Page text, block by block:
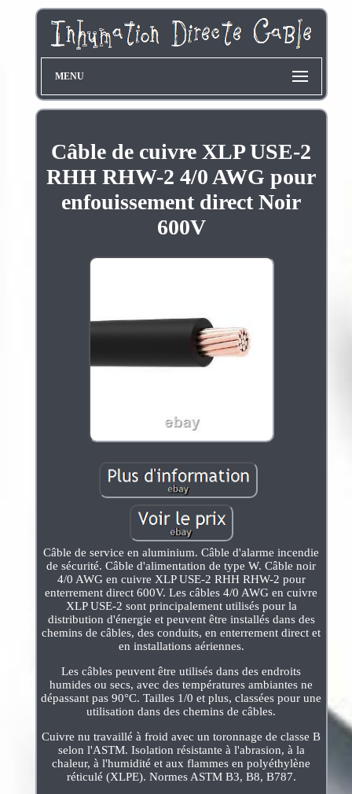
MENU
Câble de cuivre XLP USE-2
RHH RHW-2 4/0 AWG pour
enfouissement direct Noir
600V
Câble de service en aluminium. Câble d'alarme incendie
de sécurité. Câble d'alimentation de type W. Câble noir
4/0 AWG en cuivre XLP USE-2 RHH RHW-2 pour
enterrement direct 600V. Les câbles 4/0 AWG en cuivre
XLP USE-2 sont principalement utilisés pour la
distribution d'énergie et peuvent être installés dans des
chemins de câbles, des conduits, en enterrement direct et
en installations aériennes.
Les câbles peuvent être utilisés dans des endroits
humides ou secs, avec des températures ambiantes ne
dépassant pas 90°C. Tailles 1/0 et plus, classées pour une
utilisation dans des chemins de câbles.
Cuivre nu travaillé à froid avec un toronnage de classe B
selon l'ASTM. Isolation résistante à l'abrasion, à la
chaleur, à l'humidité et aux flammes en polyéthylène
réticulé (XLPE). Normes ASTM B3, B8, B787.